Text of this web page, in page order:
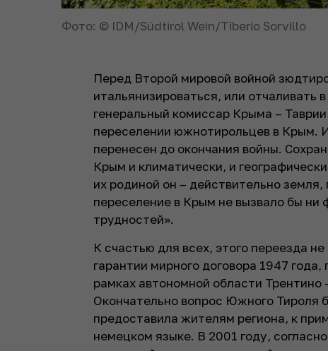
Фото: © IDM/Südtirol Wein/Tiberio Sorvillo
Перед Второй мировой войной
итальянизироваться, или отчаливать
генеральный комиссар Крыма –
переселении южнотирольцев в Крым.
перенесен до окончания войны.
Крым и климатически, и
их родиной он – действительно
переселение в Крым не вызвало бы ни
трудностей».
К счастью для всех, этого переезда
гарантии мирного договора 1947
рамках автономной области
Окончательно вопрос Южного Тироля
предоставила жителям региона, к
немецком языке. В 2001 году,